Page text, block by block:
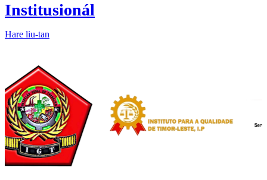
Institusionál
Hare liu-tan